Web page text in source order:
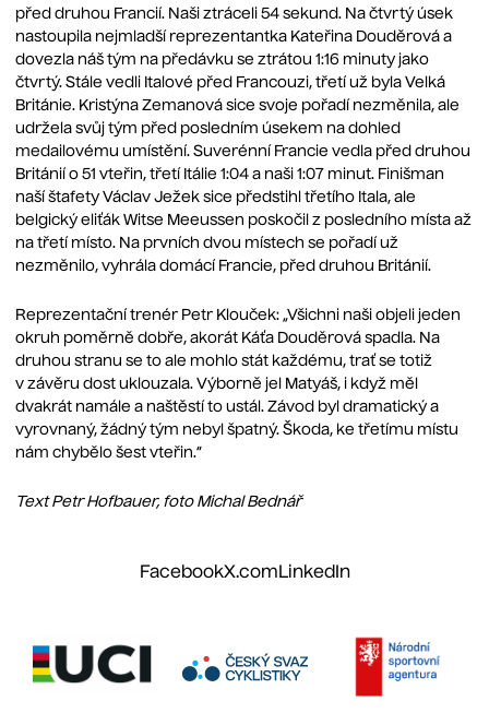
před druhou Francií. Naši ztráceli 54 sekund. Na čtvrtý úsek
nastoupila nejmladší reprezentantka Kateřina Douděrová a
dovezla náš tým na předávku se ztrátou 1:16 minuty jako
čtvrtý. Stále vedli Italové před Francouzi, třetí už byla Velká
Británie. Kristýna Zemanová sice svoje pořadí nezměnila, ale
udržela svůj tým před posledním úsekem na dohled
medailovému umístění. Suverénní Francie vedla před druhou
Británií o 51 vteřin, třetí Itálie 1:04 a naši 1:07 minut. Finišman
naší štafety Václav Ježek sice předstihl třetího Itala, ale
belgický eliťák Witse Meeussen poskočil z posledního místa až
na třetí místo. Na prvních dvou místech se pořadí už
nezměnilo, vyhrála domácí Francie, před druhou Británií.
Reprezentační trenér Petr Klouček: „Všichni naši objeli jeden
okruh poměrně dobře, akorát Káťa Douděrová spadla. Na
druhou stranu se to ale mohlo stát každému, trať se totiž
v závěru dost uklouzala. Výborně jel Matyáš, i když měl
dvakrát namále a naštěstí to ustál. Závod byl dramatický a
vyrovnaný, žádný tým nebyl špatný. Škoda, ke třetímu místu
nám chybělo šest vteřin.“
Text Petr Hofbauer, foto Michal Bednář
FacebookX.comLinkedIn